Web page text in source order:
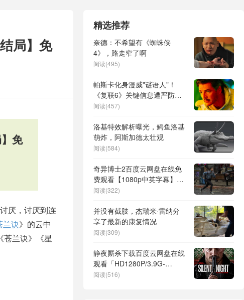
局】免
免
厌，讨厌到连
兰诀》的云中
苍兰诀》《星
精选推荐
奈德：不希望有《蜘蛛侠
4》，路走窄了啊
阅读(495)
帕斯卡化身漫威"谜语人"！
《复联6》关键信息遭严防死
守
阅读(457)
洛基特效解析曝光，鳄鱼洛基
萌炸，阿斯加德太壮观
阅读(584)
奇异博士2百度云网盘在线免
费观看【1080p中英字幕】4K
高清
阅读(322)
并没有截肢，杰瑞米·雷纳分
享了最新的康复情况
阅读(309)
静夜厮杀下载百度云网盘在线
观看「HD1280P/3.9G-
MP4」蓝光版高清中字
阅读(516)